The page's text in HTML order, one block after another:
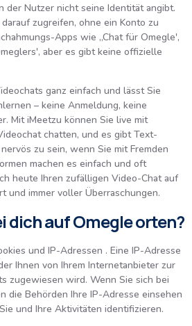
der Nutzer nicht seine Identität angibt.
zugreifen, ohne ein Konto zu
Apps wie „Chat für Omegle',
aber es gibt keine offizielle
ganz einfach und lässt Sie
– keine Anmeldung, keine
Mit iMeetzu können Sie live mit
chatten, und es gibt Text-
zu sein, wenn Sie mit Fremden
machen es einfach und oft
heute Ihren zufälligen Video-Chat auf
und immer voller Überraschungen.
dich auf Omegle orten?
und IP-Adressen . Eine IP-Adresse
Ihnen von Ihrem Internetanbieter zur
zugewiesen wird. Wenn Sie sich bei
die Behörden Ihre IP-Adresse einsehen
und Ihre Aktivitäten identifizieren.